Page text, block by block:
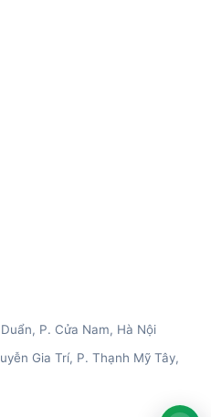
P. Cửa Nam, Hà Nội
Gia Trí, P. Thạnh Mỹ Tây,